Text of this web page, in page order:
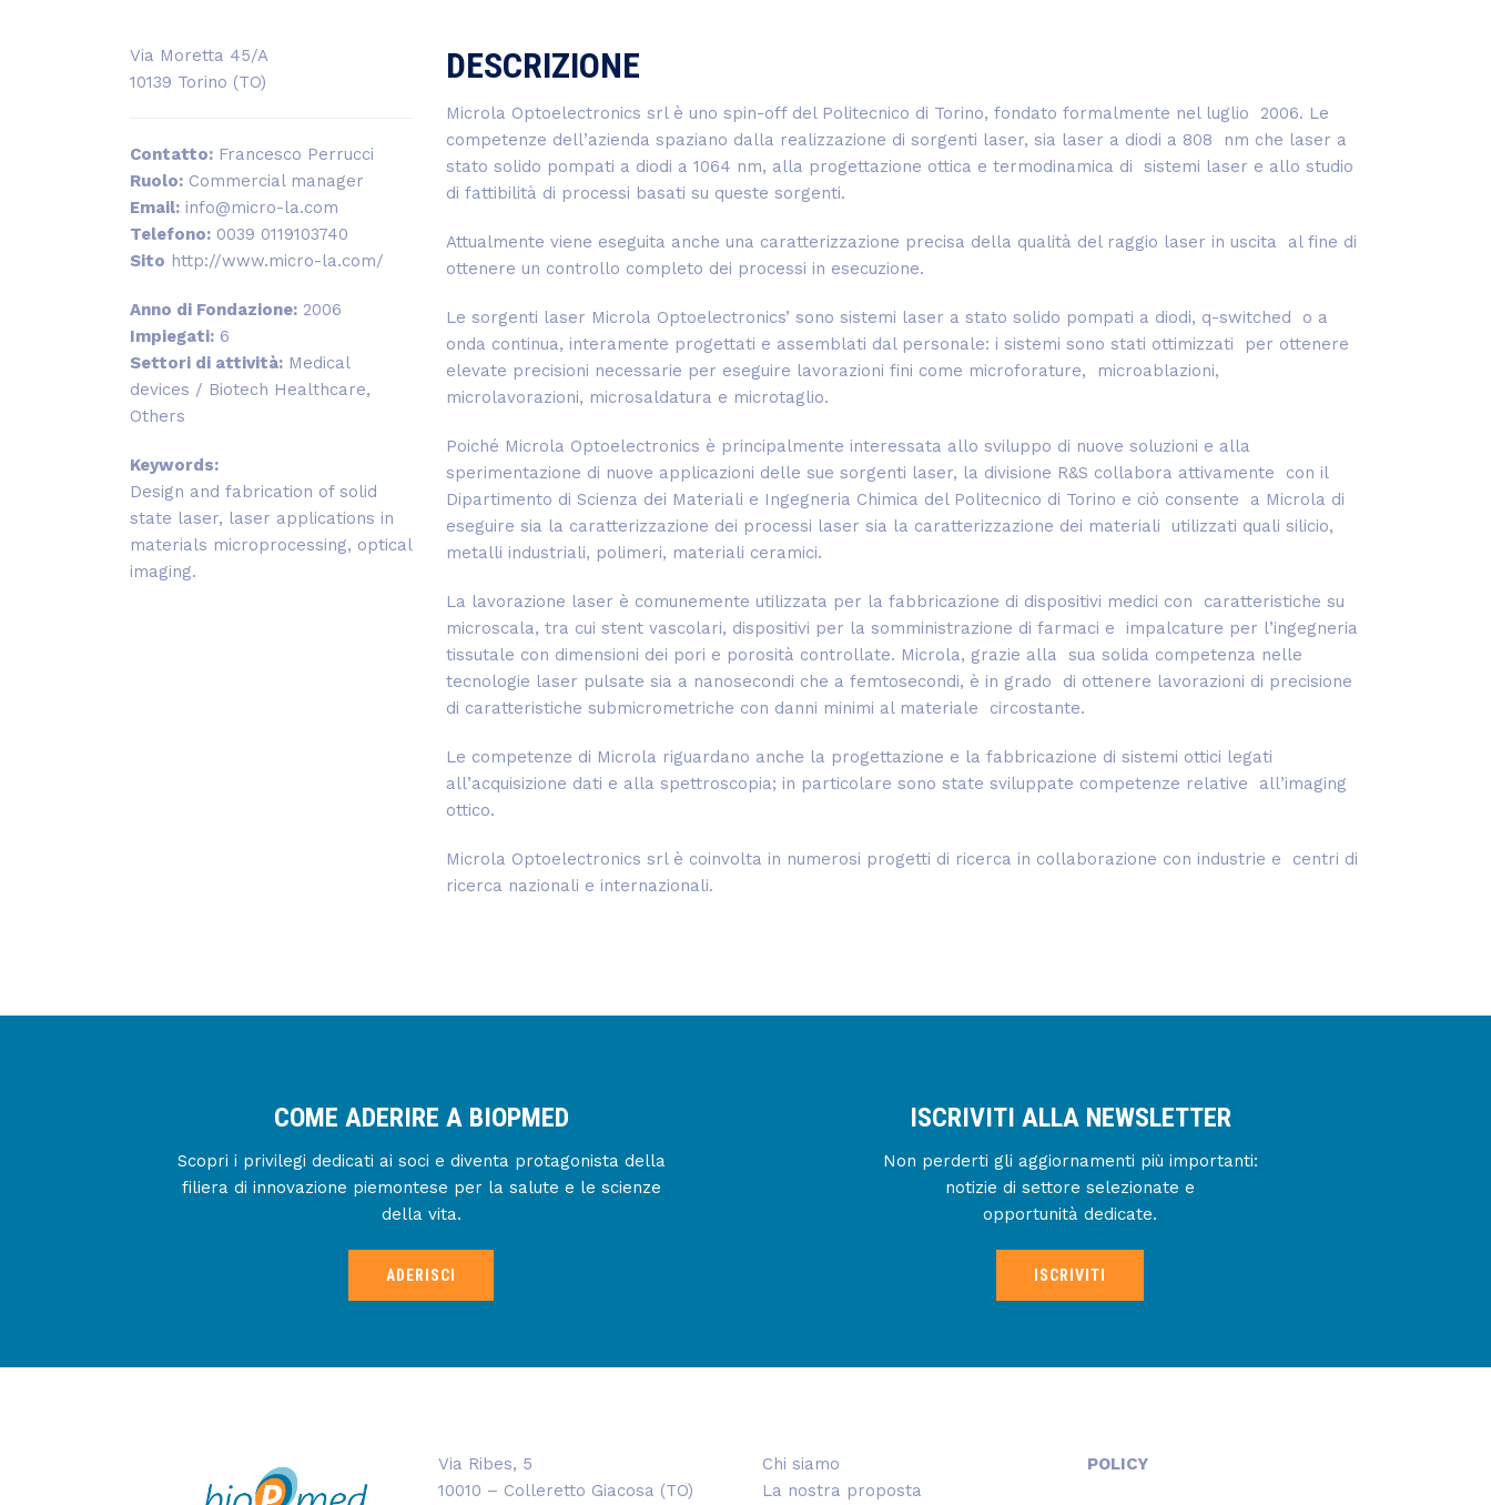
Via Moretta 45/A
10139 Torino (TO)
Contatto: Francesco Perrucci
Ruolo: Commercial manager
Email: info@micro-la.com
Telefono: 0039 0119103740
Sito http://www.micro-la.com/
Anno di Fondazione: 2006
Impiegati: 6
Settori di attività: Medical
devices / Biotech Healthcare,
Others
Keywords:
Design and fabrication of solid
state laser, laser applications in
materials microprocessing, optical
imaging.
DESCRIZIONE
Microla Optoelectronics srl è uno spin-off del Politecnico di Torino, fondato formalmente nel luglio 2006. Le
competenze dell’azienda spaziano dalla realizzazione di sorgenti laser, sia laser a diodi a 808 nm che laser a
stato solido pompati a diodi a 1064 nm, alla progettazione ottica e termodinamica di sistemi laser e allo studio
di fattibilità di processi basati su queste sorgenti.
Attualmente viene eseguita anche una caratterizzazione precisa della qualità del raggio laser in uscita al fine di
ottenere un controllo completo dei processi in esecuzione.
Le sorgenti laser Microla Optoelectronics’ sono sistemi laser a stato solido pompati a diodi, q-switched o a
onda continua, interamente progettati e assemblati dal personale: i sistemi sono stati ottimizzati per ottenere
elevate precisioni necessarie per eseguire lavorazioni fini come microforature, microablazioni,
microlavorazioni, microsaldatura e microtaglio.
Poiché Microla Optoelectronics è principalmente interessata allo sviluppo di nuove soluzioni e alla
sperimentazione di nuove applicazioni delle sue sorgenti laser, la divisione R&S collabora attivamente con il
Dipartimento di Scienza dei Materiali e Ingegneria Chimica del Politecnico di Torino e ciò consente a Microla di
eseguire sia la caratterizzazione dei processi laser sia la caratterizzazione dei materiali utilizzati quali silicio,
metalli industriali, polimeri, materiali ceramici.
La lavorazione laser è comunemente utilizzata per la fabbricazione di dispositivi medici con caratteristiche su
microscala, tra cui stent vascolari, dispositivi per la somministrazione di farmaci e impalcature per l’ingegneria
tissutale con dimensioni dei pori e porosità controllate. Microla, grazie alla sua solida competenza nelle
tecnologie laser pulsate sia a nanosecondi che a femtosecondi, è in grado di ottenere lavorazioni di precisione
di caratteristiche submicrometriche con danni minimi al materiale circostante.
Le competenze di Microla riguardano anche la progettazione e la fabbricazione di sistemi ottici legati
all’acquisizione dati e alla spettroscopia; in particolare sono state sviluppate competenze relative all’imaging
ottico.
Microla Optoelectronics srl è coinvolta in numerosi progetti di ricerca in collaborazione con industrie e centri di
ricerca nazionali e internazionali.
COME ADERIRE A BIOPMED
Scopri i privilegi dedicati ai soci e diventa protagonista della
filiera di innovazione piemontese per la salute e le scienze
della vita.
ADERISCI
ISCRIVITI ALLA NEWSLETTER
Non perderti gli aggiornamenti più importanti:
notizie di settore selezionate e
opportunità dedicate.
ISCRIVITI
Via Ribes, 5
10010 – Colleretto Giacosa (TO)
Chi siamo
La nostra proposta
POLICY